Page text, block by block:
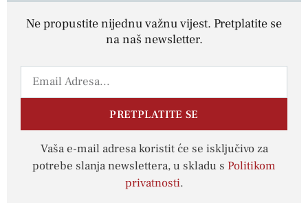
Ne propustite nijednu važnu vijest. Pretplatite se
na naš newsletter.
PRETPLATITE SE
Vaša e-mail adresa koristit će se isključivo za
potrebe slanja newslettera, u skladu s Politikom
privatnosti.